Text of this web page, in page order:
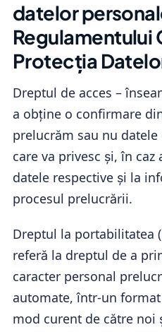
datelor
Regulamentului
Protecția
Dreptul de acces –
a obține o confirmare
prelucrăm sau nu datele
care va privesc și, în caz
datele respective și la
procesul prelucrării.
Dreptul la portabilitatea
referă la dreptul de a
caracter personal
automate, într-un
mod curent de către noi